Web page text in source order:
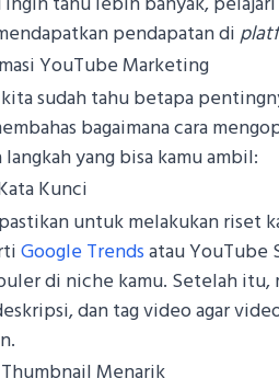
pendapatan di
YouTube Marketing
kita sudah tahu betapa
bagaimana cara
yang bisa kamu ambil:
Kunci
untuk melakukan riset
Google Trendsatau YouTube
di niche kamu. Setelah itu,
dan tag video agar
Menarik